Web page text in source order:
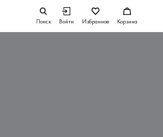
Поиск Войти Избранное Корзина